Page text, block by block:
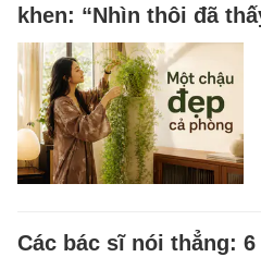
khen: “Nhìn thôi đã
Các bác sĩ nói thẳng: